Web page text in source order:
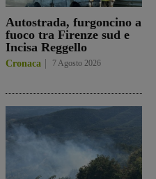
Autostrada, furgoncino a
fuoco tra Firenze sud e
Incisa Reggello
Cronaca 7 Agosto 2026